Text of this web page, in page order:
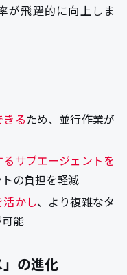
が飛躍的に向上しま
るため、並行作業が
サブエージェントを
の負担を軽減
かし、より複雑なタ
能
」の進化